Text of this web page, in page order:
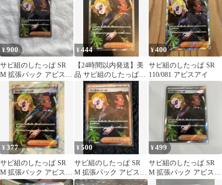
¥900
サビ組のしたっぱ SR
M 拡張パック アビスア
イ キラ 110/081
¥444
【24時間以内発送】美
品 サビ組のしたっぱ
SR 110/081 アビスアイ
¥400
サビ組のしたっぱ SR
110/081 アビスアイ
¥377
サビ組のしたっぱ SR
M 拡張パック アビスア
イ キラ
¥500
サビ組のしたっぱ SR
M 拡張パック アビスア
イ キラ 110/081
¥499
サビ組のしたっぱ SR
M 拡張パック アビスア